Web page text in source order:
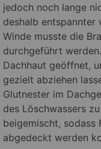
jedoch noch lange
deshalb entspannter
Winde musste die
durchgeführt
Dachhaut geöffnet,
gezielt abziehen
Glutnester im
des Löschwassers
beigemischt, sodass
abgedeckt werden